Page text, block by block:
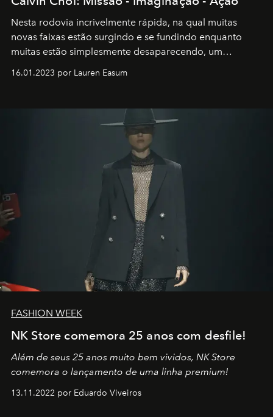
Nesta rodovia incrivelmente rápida, na qual muitas
novas faixas estão surgindo e se fundindo enquanto
muitas estão simplesmente desaparecendo, um
transportador AMTD abrindo caminho para muitos
por propósitos, com um claro senso de missão na vida e
16.01.2023 por Lauren Easum
FASHION WEEK
NK Store comemora 25 anos com desfile!
Além de seus 25 anos muito bem vividos, NK Store
comemora o lançamento de uma linha premium!
13.11.2022 por Eduardo Viveiros